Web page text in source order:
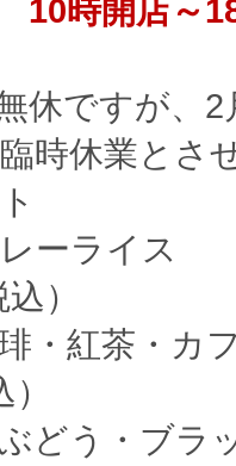
10時開店～
休ですが、
時休業とさ
ーライス
）
・紅茶・カ
どう・ブラ